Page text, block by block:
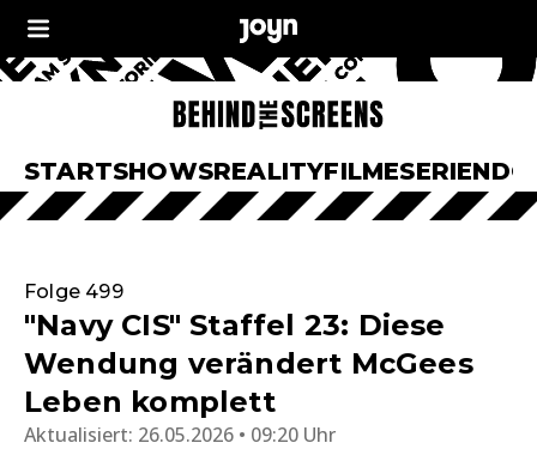
STARTSHOWSREALITYFILMESERIEN
Folge 499
"Navy CIS" Staffel 23: Diese
Wendung verändert McGees
Leben komplett
Aktualisiert: 26.05.2026 • 09:20 Uhr